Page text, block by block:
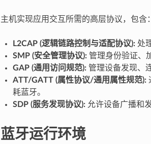
主机实现应用交互所需的高层协议，包含：
L2CAP (逻辑链路控制与适配协议):处
SMP (安全管理协议):管理身份验证、
GAP (通用访问规范):管理设备发现、
ATT/GATT (属性协议/通用属性规范):
耗蓝牙。
SDP (服务发现协议):允许设备广播和
蓝牙运行环境